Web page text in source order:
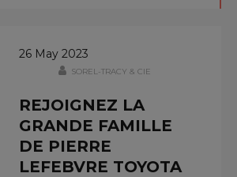
26 May 2023
SOREL-TRACY & CIE
REJOIGNEZ LA
GRANDE FAMILLE
DE PIERRE
LEFEBVRE TOYOTA